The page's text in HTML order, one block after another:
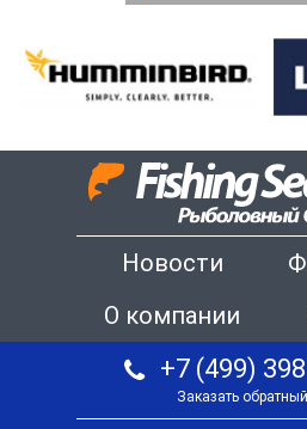
Новости
О компании
+7 (499)
Заказать